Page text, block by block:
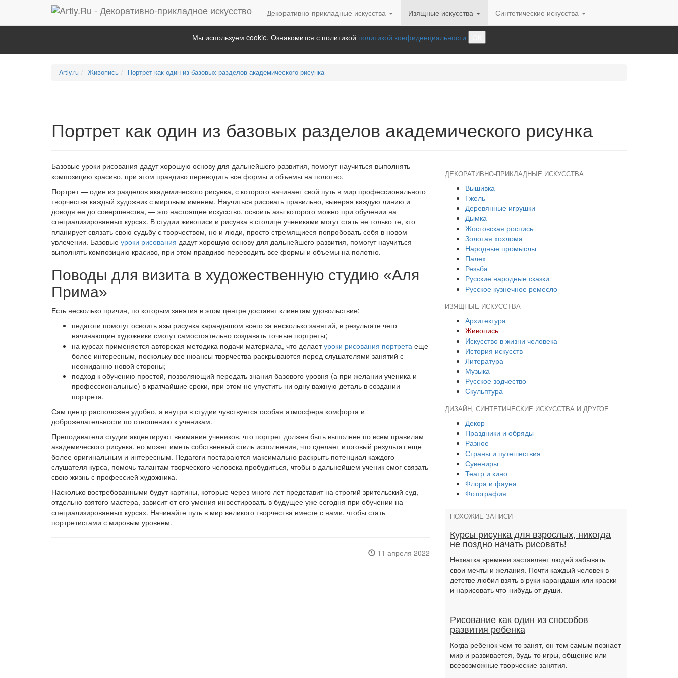
Декоративно-прикладные искусства Изящные искусства Синтетические искусства
Мы используем cookie. Ознакомится с политикой политикой конфиденциальности
Artly.ru Живопись Портрет как один из базовых разделов академического рисунка
Портрет как один из базовых разделов академического рисунка
Базовые уроки рисования дадут хорошую основу для дальнейшего развития, помогут научиться выполнять
композицию красиво, при этом правдиво переводить все формы и объемы на полотно.
Портрет — один из разделов академического рисунка, с которого начинает свой путь в мир профессионального
творчества каждый художник с мировым именем. Научиться рисовать правильно, выверяя каждую линию и
доводя ее до совершенства, — это настоящее искусство, освоить азы которого можно при обучении на
специализированных курсах. В студии живописи и рисунка в столице учениками могут стать не только те, кто
планирует связать свою судьбу с творчеством, но и люди, просто стремящиеся попробовать себя в новом
увлечении. Базовые уроки рисования дадут хорошую основу для дальнейшего развития, помогут научиться
выполнять композицию красиво, при этом правдиво переводить все формы и объемы на полотно.
Поводы для визита в художественную студию «Аля
Прима»
Есть несколько причин, по которым занятия в этом центре доставят клиентам удовольствие:
педагоги помогут освоить азы рисунка карандашом всего за несколько занятий, в результате чего
начинающие художники смогут самостоятельно создавать точные портреты;
на курсах применяется авторская методика подачи материала, что делаетуроки рисования портрета еще
более интересным, поскольку все нюансы творчества раскрываются перед слушателями занятий с
неожиданно новой стороны;
подход к обучению простой, позволяющий передать знания базового уровня (а при желании ученика и
профессиональные) в кратчайшие сроки, при этом не упустить ни одну важную деталь в создании
портрета.
Сам центр расположен удобно, а внутри в студии чувствуется особая атмосфера комфорта и
доброжелательности по отношению к ученикам.
Преподаватели студии акцентируют внимание учеников, что портрет должен быть выполнен по всем правилам
академического рисунка, но может иметь собственный стиль исполнения, что сделает итоговый результат еще
более оригинальным и интересным. Педагоги постараются максимально раскрыть потенциал каждого
слушателя курса, помочь талантам творческого человека пробудиться, чтобы в дальнейшем ученик смог связать
свою жизнь с профессией художника.
Насколько востребованными будут картины, которые через много лет представит на строгий зрительский суд,
отдельно взятого мастера, зависит от его умения инвестировать в будущее уже сегодня при обучении на
специализированных курсах. Начинайте путь в мир великого творчества вместе с нами, чтобы стать
портретистами с мировым уровнем.
11 апреля 2022
ДЕКОРАТИВНО-ПРИКЛАДНЫЕ ИСКУССТВА
Вышивка
Гжель
Деревянные игрушки
Дымка
Жостовская роспись
Золотая хохлома
Народные промыслы
Палех
Резьба
Русские народные сказки
Русское кузнечное ремесло
ИЗЯЩНЫЕ ИСКУССТВА
Архитектура
Живопись
Искусство в жизни человека
История искусств
Литература
Музыка
Русское зодчество
Скульптура
ДИЗАЙН, СИНТЕТИЧЕСКИЕ ИСКУССТВА И ДРУГОЕ
Декор
Праздники и обряды
Разное
Страны и путешествия
Сувениры
Театр и кино
Флора и фауна
Фотография
ПОХОЖИЕ ЗАПИСИ
Курсы рисунка для взрослых, никогда
не поздно начать рисовать!
Нехватка времени заставляет людей забывать
свои мечты и желания. Почти каждый человек в
детстве любил взять в руки карандаши или краски
и нарисовать что-нибудь от души.
Рисование как один из способов
развития ребенка
Когда ребенок чем-то занят, он тем самым познает
мир и развивается, будь-то игры, общение или
всевозможные творческие занятия.